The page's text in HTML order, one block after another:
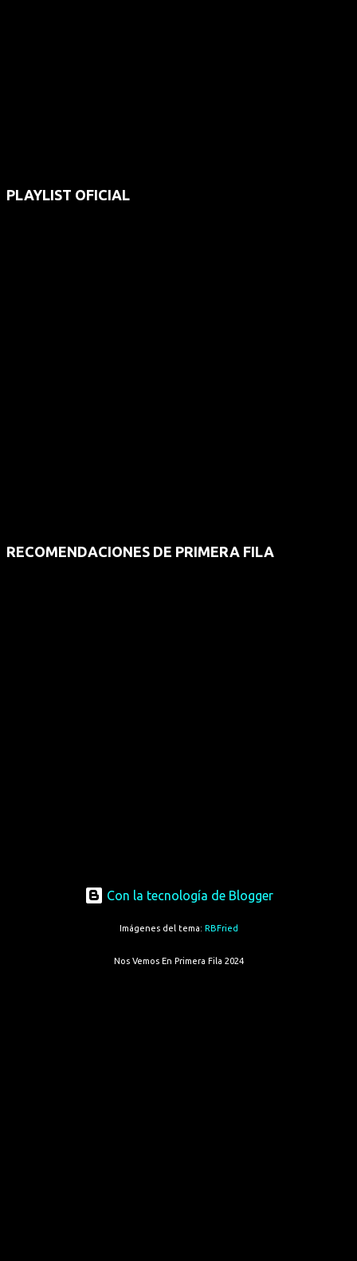
PLAYLIST OFICIAL
RECOMENDACIONES DE PRIMERA FILA
Con la tecnología de Blogger
Imágenes del tema: RBFried
Nos Vemos En Primera Fila 2024